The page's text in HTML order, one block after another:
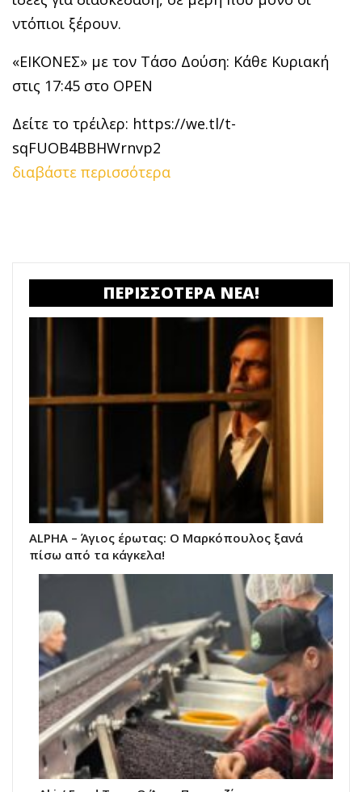
ντόπιοι ξέρουν.
«ΕΙΚΟΝΕΣ» με τον Τάσο Δούση: Κάθε Κυριακή
στις 17:45 στο OPEN
Δείτε το τρέιλερ: https://we.tl/t-
sqFUOB4BBHWrnvp2
διαβάστε περισσότερα
ΠΕΡΙΣΣΟΤΕΡΑ ΝΕΑ!
ALPHA – Άγιος έρωτας: Ο Μαρκόπουλος ξανά
πίσω από τα κάγκελα!